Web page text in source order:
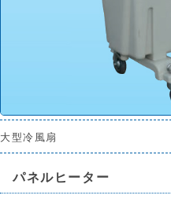
大型冷風扇
パネルヒーター